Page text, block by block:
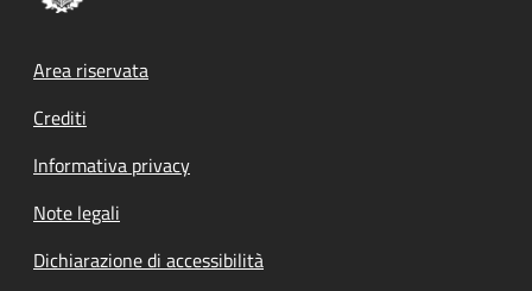
Footer menu
Area riservata
Crediti
Informativa privacy
Note legali
Dichiarazione di accessibilità